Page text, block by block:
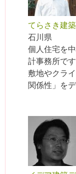
てらさき建
石川県
個人住宅を
計事務所です
敷地やクラ
関係性」を